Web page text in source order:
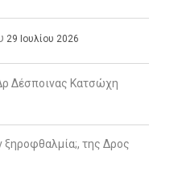
29 Ιουλίου 2026
Δέσποινας Κατσώχη
ξηροφθαλμία;, της Δρος